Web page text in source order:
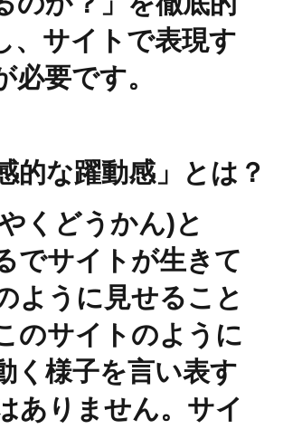
、サイトで表現す
必要です。
的な躍動感」とは？
くどうかん)と
でサイトが生きて
ように見せること
のサイトのように
く様子を言い表す
ありません。サイ